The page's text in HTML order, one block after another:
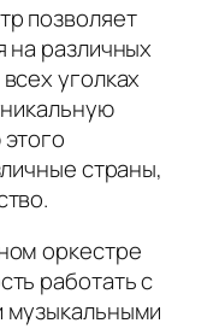
позволяет
на различных
уголках
страны,
оркестре
работать с
музыкальными